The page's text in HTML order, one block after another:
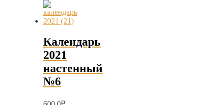
Календарь
2021
настенный
№6